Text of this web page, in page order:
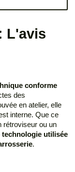
L'avis
conforme
des
en atelier, elle
interne. Que ce
rétroviseur ou un
utilisée
.